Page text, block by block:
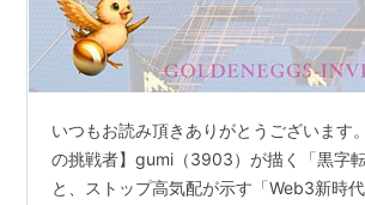
いつもお読み頂きありがとうございます
の挑戦者】gumi（3903）が描く「黒字
と、ストップ高気配が示す「Web3新時